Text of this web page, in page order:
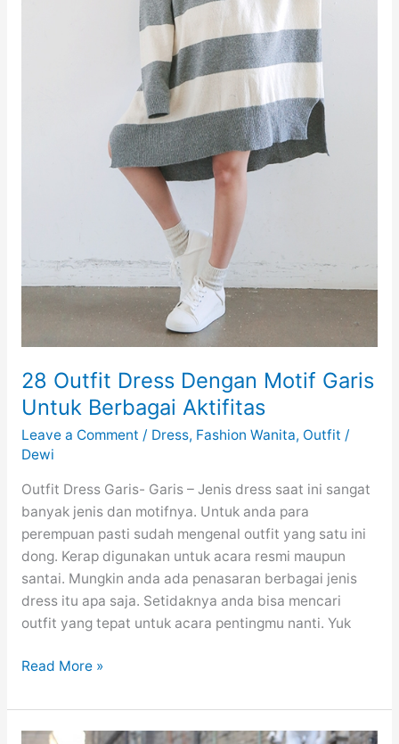
28 Outfit Dress Dengan Motif Garis
Untuk Berbagai Aktifitas
Leave a Comment / Dress, Fashion Wanita, Outfit /
Dewi
Outfit Dress Garis- Garis – Jenis dress saat ini sangat
banyak jenis dan motifnya. Untuk anda para
perempuan pasti sudah mengenal outfit yang satu ini
dong. Kerap digunakan untuk acara resmi maupun
santai. Mungkin anda ada penasaran berbagai jenis
dress itu apa saja. Setidaknya anda bisa mencari
outfit yang tepat untuk acara pentingmu nanti. Yuk
28
Dress
Dengan
Read More »